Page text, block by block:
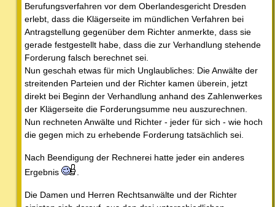
Berufungsverfahren vor dem Oberlandesgericht Dresden
erlebt, dass die Klägerseite im mündlichen Verfahren bei
Antragstellung gegenüber dem Richter anmerkte, dass sie
gerade festgestellt habe, dass die zur Verhandlung stehende
Forderung falsch berechnet sei.
Nun geschah etwas für mich Unglaubliches: Die Anwälte der
streitenden Parteien und der Richter kamen überein, jetzt
direkt bei Beginn der Verhandlung anhand des Zahlenwerkes
der Klägerseite die Forderungsumme neu auszurechnen.
Nun rechneten Anwälte und Richter - jeder für sich - wie hoch
die gegen mich zu erhebende Forderung tatsächlich sei.
Nach Beendigung der Rechnerei hatte jeder ein anderes
Ergebnis
Die Damen und Herren Rechtsanwälte und der Richter